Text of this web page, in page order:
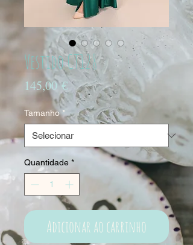
Vestido CT128
145,00 €Preço
Tamanho *
Quantidade *
Adicionar ao carrinho